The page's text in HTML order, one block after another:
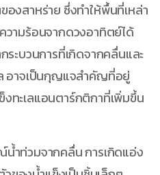
องสาหร่าย ซึ่งทำให้พื้นที่เหล่า
วามร้อนจากดวงอาทิตย์ได้
ระบวนการที่เกิดจากคลื่นและ
ล อาจเป็นกุญแจสำคัญที่อยู่
ทะเลแอนตาร์กติกาที่เพิ่มขึ้น
น้ำท่วมจากคลื่น การเกิดแอ่ง